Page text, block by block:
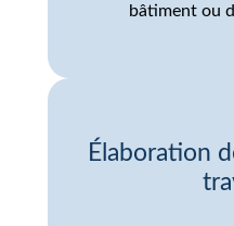
bâtiment ou
Élaboration